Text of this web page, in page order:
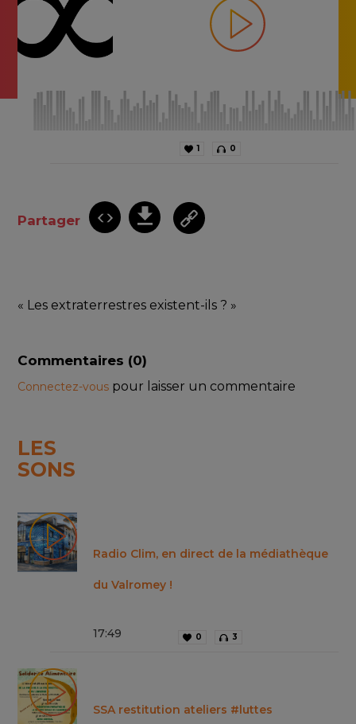
1 0
Partager
« Les extraterrestres existent-ils ? »
Commentaires (0)
Connectez-vous pour laisser un commentaire
LES
SONS
Radio Clim, en direct de la médiathèque
du Valromey !
17:49 0 3
SSA restitution ateliers #luttes